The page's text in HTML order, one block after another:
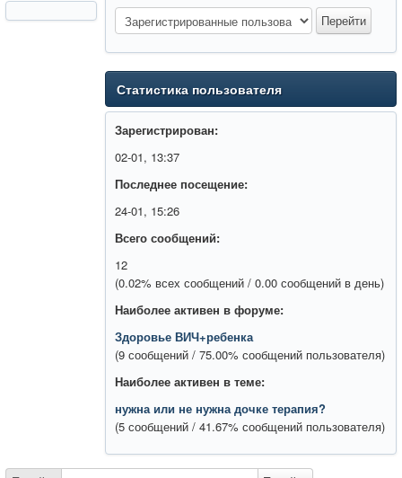
Статистика пользователя
Зарегистрирован:
02-01, 13:37
Последнее посещение:
24-01, 15:26
Всего сообщений:
12
(0.02% всех сообщений / 0.00 сообщений в день)
Наиболее активен в форуме:
Здоровье ВИЧ+ребенка
(9 сообщений / 75.00% сообщений пользователя)
Наиболее активен в теме:
нужна или не нужна дочке терапия?
(5 сообщений / 41.67% сообщений пользователя)